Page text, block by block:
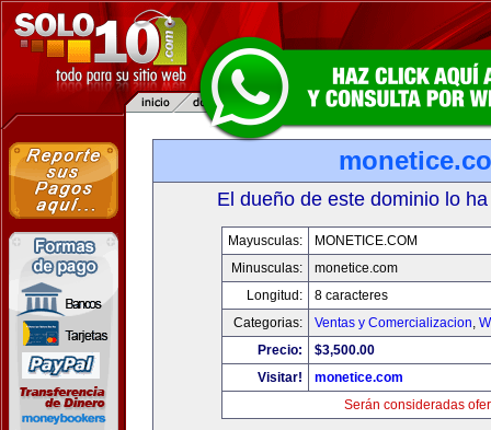
El dueño de este dominio lo
Mayusculas:
MONETICE.COM
Minusculas:
monetice.com
Longitud:
8 caracteres
Categorias:
Ventas y Comercializacion,
Precio:
$3,500.00
Visitar!
monetice.com
Serán consideradas